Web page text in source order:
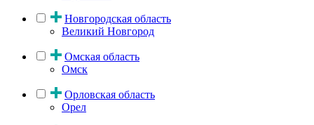
Новгородская область
Великий Новгород
Омская область
Омск
Орловская область
Орел